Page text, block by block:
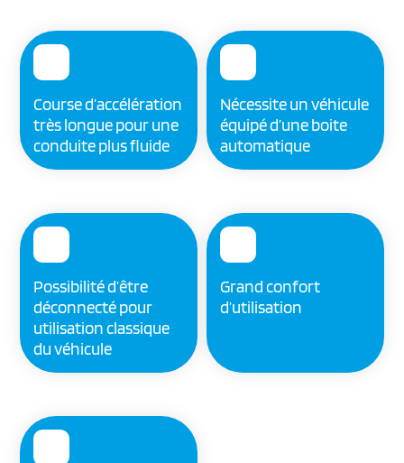
Course d’accélération
très longue pour une
conduite plus fluide
Nécessite un véhicule
équipé d’une boite
automatique
Possibilité d’être
déconnecté pour
utilisation classique
du véhicule
Grand confort
d’utilisation